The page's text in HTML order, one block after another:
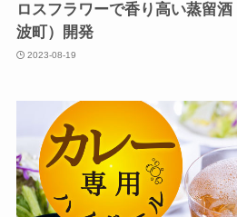
ロスフラワーで香り高い蒸留
波町）開発
2023-08-19